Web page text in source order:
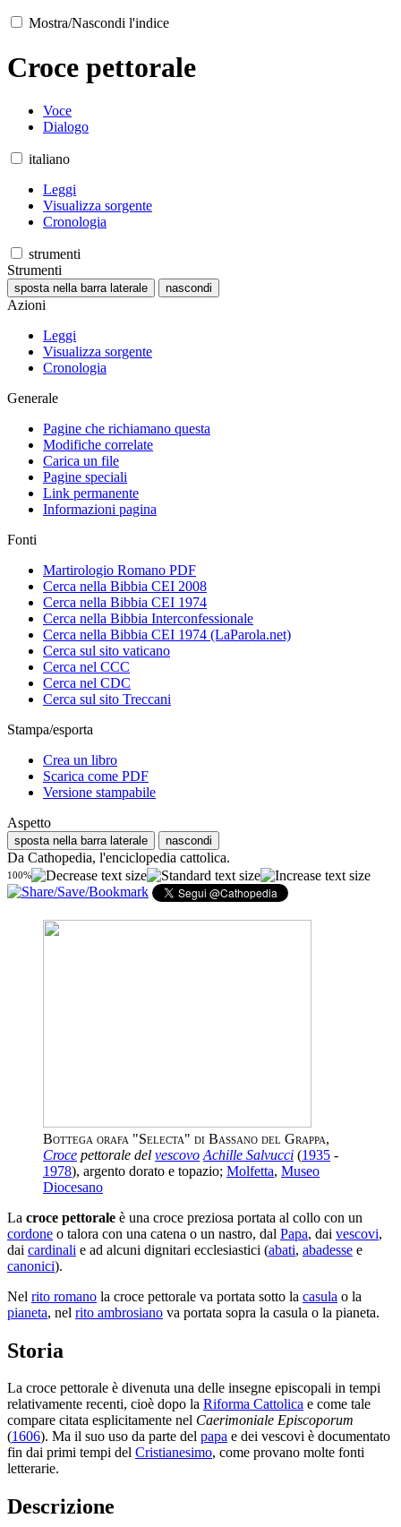
Mostra/Nascondi l'indice
Croce pettorale
Voce
Dialogo
italiano
Leggi
Visualizza sorgente
Cronologia
strumenti
Strumenti
sposta nella barra laterale nascondi
Azioni
Leggi
Visualizza sorgente
Cronologia
Generale
Pagine che richiamano questa
Modifiche correlate
Carica un file
Pagine speciali
Link permanente
Informazioni pagina
Fonti
Martirologio Romano PDF
Cerca nella Bibbia CEI 2008
Cerca nella Bibbia CEI 1974
Cerca nella Bibbia Interconfessionale
Cerca nella Bibbia CEI 1974 (LaParola.net)
Cerca sul sito vaticano
Cerca nel CCC
Cerca nel CDC
Cerca sul sito Treccani
Stampa/esporta
Crea un libro
Scarica come PDF
Versione stampabile
Aspetto
sposta nella barra laterale nascondi
Da Cathopedia, l'enciclopedia cattolica.
100%
Bottega orafa "Selecta" di Bassano del Grappa,
Croce pettorale del vescovo Achille Salvucci (1935 -
1978), argento dorato e topazio; Molfetta, Museo
Diocesano
La croce pettorale è una croce preziosa portata al collo con un
cordone o talora con una catena o un nastro, dal Papa, dai vescovi,
dai cardinali e ad alcuni dignitari ecclesiastici (abati, abadesse e
canonici).
Nel rito romano la croce pettorale va portata sotto la casula o la
pianeta, nel rito ambrosiano va portata sopra la casula o la pianeta.
Storia
La croce pettorale è divenuta una delle insegne episcopali in tempi
relativamente recenti, cioè dopo la Riforma Cattolica e come tale
compare citata esplicitamente nel Caerimoniale Episcoporum
(1606). Ma il suo uso da parte del papa e dei vescovi è documentato
fin dai primi tempi del Cristianesimo, come provano molte fonti
letterarie.
Descrizione